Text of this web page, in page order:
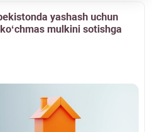
yashash uchun
mulkini sotishga